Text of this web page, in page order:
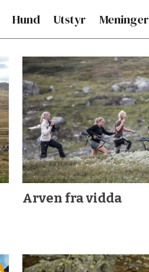
Hund Utstyr Meninger
Arven fra vidda